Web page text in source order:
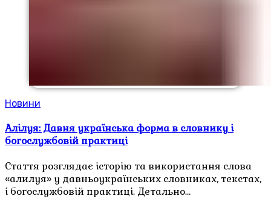
Новини
Алілуя: Давня українська форма в словнику і
богослужбовій практиці
Стаття розглядає історію та використання слова
«алилуя» у давньоукраїнських словниках, текстах,
і богослужбовій практиці. Детально…